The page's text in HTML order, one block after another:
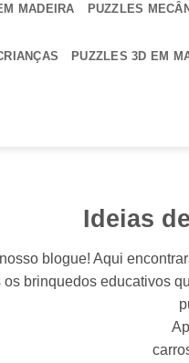
MADEIRA PUZZLES
PUZZLES 3D EM
Ideias
blogue! Aqui
os brinquedos educativos